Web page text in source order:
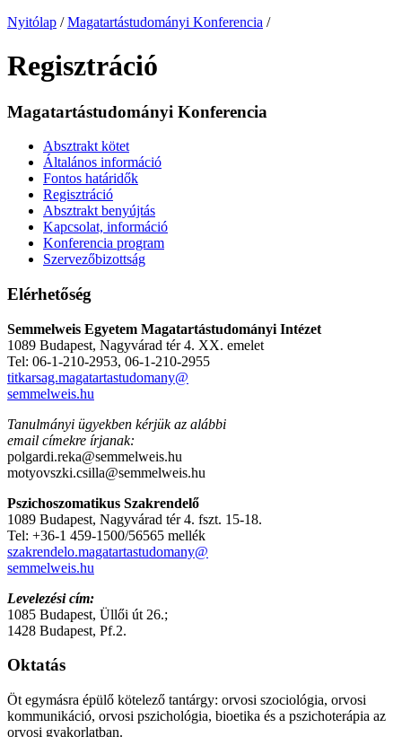
Nyitólap / Magatartástudományi Konferencia /
Regisztráció
Magatartástudományi Konferencia
Absztrakt kötet
Általános információ
Fontos határidők
Regisztráció
Absztrakt benyújtás
Kapcsolat, információ
Konferencia program
Szervezőbizottság
Elérhetőség
Semmelweis Egyetem Magatartástudományi Intézet
1089 Budapest, Nagyvárad tér 4. XX. emelet
Tel: 06-1-210-2953, 06-1-210-2955
titkarsag.magatartastudomany@
semmelweis.hu
Tanulmányi ügyekben kérjük az alábbi
email címekre írjanak:
polgardi.reka@semmelweis.hu
motyovszki.csilla@semmelweis.hu
Pszichoszomatikus Szakrendelő
1089 Budapest, Nagyvárad tér 4. fszt. 15-18.
Tel: +36-1 459-1500/56565 mellék
szakrendelo.magatartastudomany@
semmelweis.hu
Levelezési cím:
1085 Budapest, Üllői út 26.;
1428 Budapest, Pf.2.
Oktatás
Öt egymásra épülő kötelező tantárgy: orvosi szociológia, orvosi
kommunikáció, orvosi pszichológia, bioetika és a pszichoterápia az
orvosi gyakorlatban.